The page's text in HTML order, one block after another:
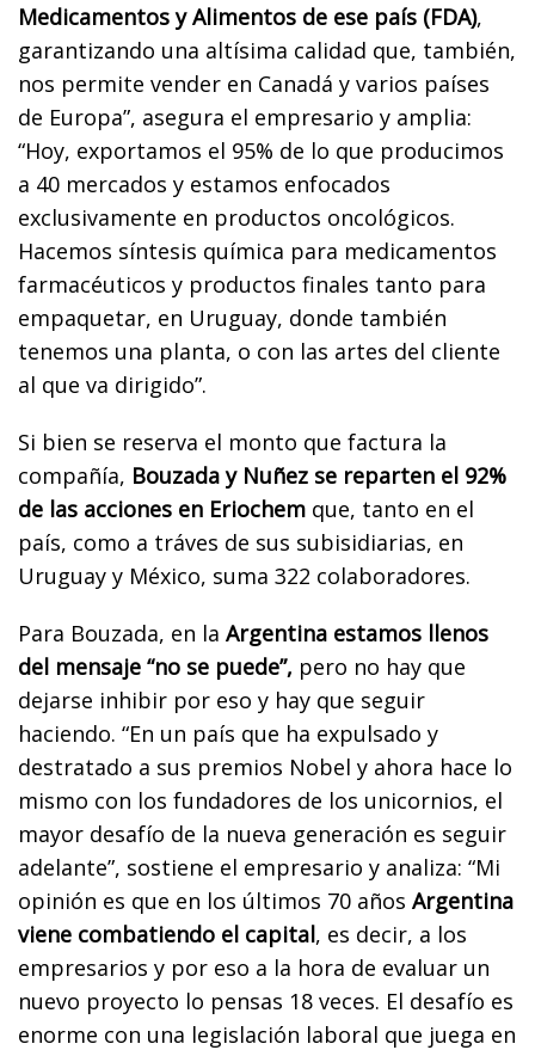
Medicamentos y Alimentos de ese país (FDA),
garantizando una altísima calidad que, también,
nos permite vender en Canadá y varios países
de Europa”, asegura el empresario y amplia:
“Hoy, exportamos el 95% de lo que producimos
a 40 mercados y estamos enfocados
exclusivamente en productos oncológicos.
Hacemos síntesis química para medicamentos
farmacéuticos y productos finales tanto para
empaquetar, en Uruguay, donde también
tenemos una planta, o con las artes del cliente
al que va dirigido”.
Si bien se reserva el monto que factura la
compañía, Bouzada y Nuñez se reparten el 92%
de las acciones en Eriochem que, tanto en el
país, como a tráves de sus subisidiarias, en
Uruguay y México, suma 322 colaboradores.
Para Bouzada, en la Argentina estamos llenos
del mensaje “no se puede”, pero no hay que
dejarse inhibir por eso y hay que seguir
haciendo. “En un país que ha expulsado y
destratado a sus premios Nobel y ahora hace lo
mismo con los fundadores de los unicornios, el
mayor desafío de la nueva generación es seguir
adelante”, sostiene el empresario y analiza: “Mi
opinión es que en los últimos 70 años Argentina
viene combatiendo el capital, es decir, a los
empresarios y por eso a la hora de evaluar un
nuevo proyecto lo pensas 18 veces. El desafío es
enorme con una legislación laboral que juega en